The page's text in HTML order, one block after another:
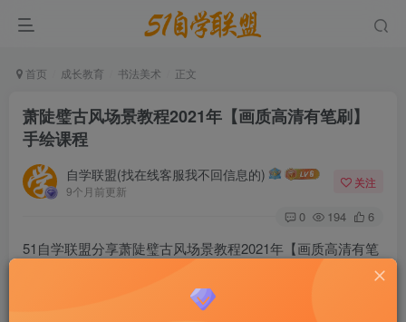
首页 成长教育 书法美术 正文
萧陡璧古风场景教程2021年【画质高清有笔刷】
手绘课程
自学联盟(找在线客服我不回信息的)
9个月前更新
关注
0 194 6
51自学联盟分享萧陡璧古风场景教程2021年【画质高清有笔